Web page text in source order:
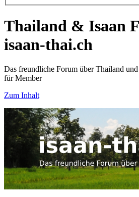
Thailand & Isaan
isaan-thai.ch
Das freundliche Forum über Thailand
für Member
Zum Inhalt